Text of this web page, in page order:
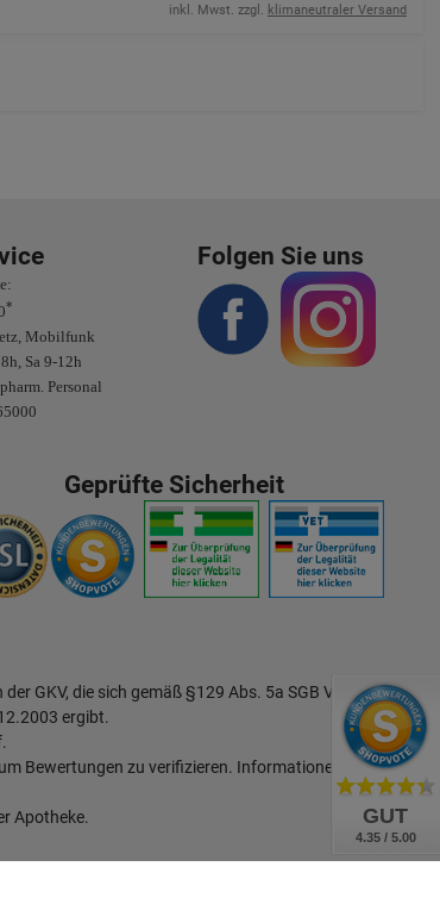
inkl. Mwst. zzgl. klimaneutraler Versand
*
Mobilfunk
Sa 9-12h
Personal
Folgen Sie uns
Geprüfte Sicherheit
GKV, die sich gemäß §129 Abs. 5a SGB V aus dem
ergibt.
Bewertungen zu verifizieren. Informationen zur Echtheit
Apotheke.
GUT
4.35 / 5.00